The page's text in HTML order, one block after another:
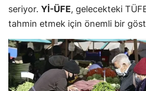
seriyor. Yİ-ÜFE, gelecekteki
tahmin etmek için önemli bir